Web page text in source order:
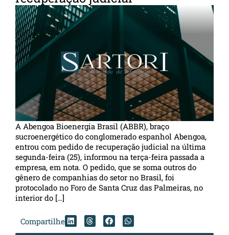
A Abengoa Bioenergia Brasil (ABBR), braço
sucroenergético do conglomerado espanhol Abengoa,
entrou com pedido de recuperação judicial na última
segunda-feira (25), informou na terça-feira passada a
empresa, em nota. O pedido, que se soma outros do
gênero de companhias do setor no Brasil, foi
protocolado no Foro de Santa Cruz das Palmeiras, no
interior do […]
Compartilhe